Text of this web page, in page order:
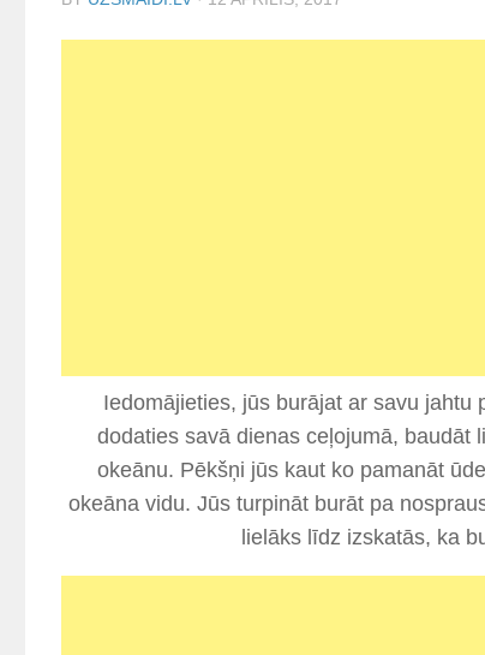
Iedomājieties, jūs burājat ar savu jahtu
dodaties savā dienas ceļojumā, baudāt
okeānu. Pēkšņi jūs kaut ko pamanāt
okeāna vidu. Jūs turpināt burāt pa
lielāks līdz izskatās, ka